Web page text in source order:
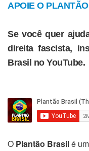
APOIE O
Se você quer
direita fascista,
Brasil no YouTube.
O Plantão Brasilé